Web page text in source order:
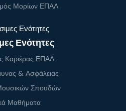
Μορίων ΕΠΑΛ
Ενότητες
Καριέρας ΕΠΑΛ
& Ασφάλειας
Σπουδών
Μαθήματα